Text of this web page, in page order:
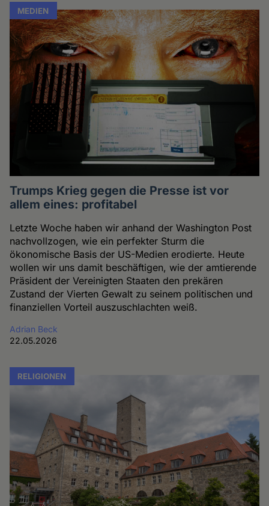
MEDIEN
Trumps Krieg gegen die Presse ist vor
allem eines: profitabel
Letzte Woche haben wir anhand der Washington Post
nachvollzogen, wie ein perfekter Sturm die
ökonomische Basis der US-Medien erodierte. Heute
wollen wir uns damit beschäftigen, wie der amtierende
Präsident der Vereinigten Staaten den prekären
Zustand der Vierten Gewalt zu seinem politischen und
finanziellen Vorteil auszuschlachten weiß.
Adrian Beck
22.05.2026
RELIGIONEN